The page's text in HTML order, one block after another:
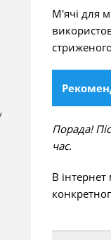
М'ячі для
Порада!
час.
В